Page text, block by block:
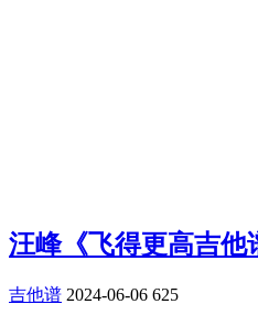
汪峰《飞得更高吉他
吉他谱 2024-06-06 625